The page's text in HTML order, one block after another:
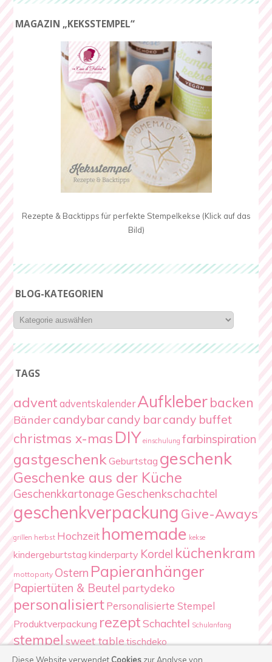
MAGAZIN „KEKSSTEMPEL“
Rezepte & Backtipps für perfekte Stempelkekse (Klick auf das
Bild)
BLOG-KATEGORIEN
Blog-
Kategorien
TAGS
advent adventskalenderAufkleberbacken
Bändercandybarcandy barcandy buffet
christmas x-mas DIY einschulung farbinspiration
gastgeschenk Geburtstag geschenk
Geschenke aus der Küche
GeschenkkartonageGeschenkschachtel
geschenkverpackung Give-Aways
grillen herbst Hochzeit homemade kekse
kindergeburtstag kinderparty Kordel küchenkram
mottoparty Ostern Papieranhänger
Papiertüten & Beutel partydeko
personalisiert Personalisierte Stempel
Produktverpackung rezept Schachtel Schulanfang
stempelsweet tabletischdeko
Diese Website verwendet Cookies zur Analyse von